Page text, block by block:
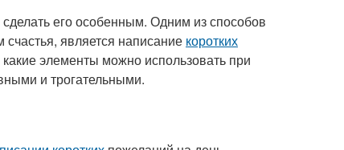
его особенным. Одним из способов
является написание коротких
элементы можно использовать при
и трогательными.